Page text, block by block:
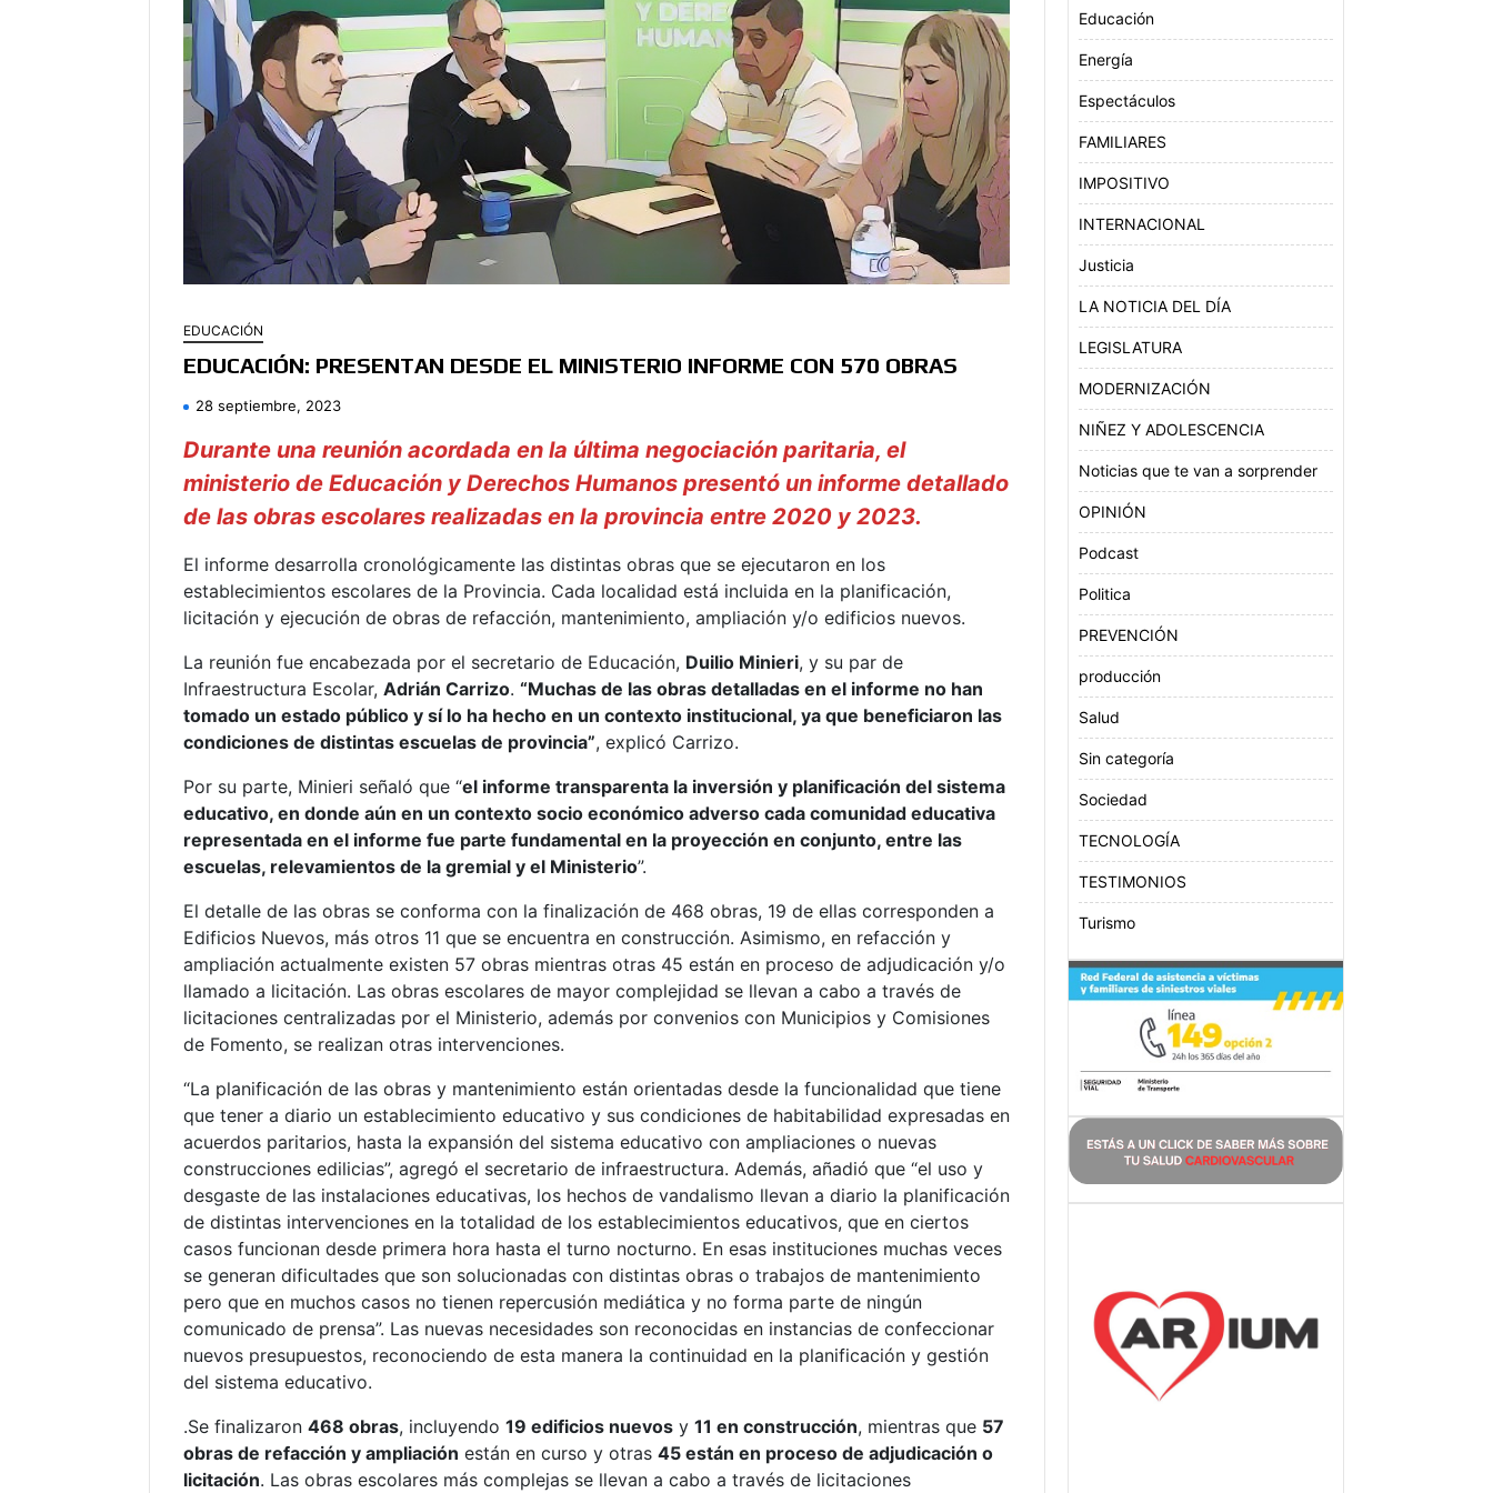
EDUCACIÓN
EDUCACIÓN: PRESENTAN DESDE EL MINISTERIO INFORME CON 570 OBRAS
28 septiembre, 2023
Durante una reunión acordada en la última negociación paritaria, el
ministerio de Educación y Derechos Humanos presentó un informe detallado
de las obras escolares realizadas en la provincia entre 2020 y 2023.
El informe desarrolla cronológicamente las distintas obras que se ejecutaron en los
establecimientos escolares de la Provincia. Cada localidad está incluida en la planificación,
licitación y ejecución de obras de refacción, mantenimiento, ampliación y/o edificios nuevos.
La reunión fue encabezada por el secretario de Educación, Duilio Minieri, y su par de
Infraestructura Escolar,Adrián Carrizo.“Muchas de las obras detalladas en el informe no han
tomado un estado público y sí lo ha hecho en un contexto institucional, ya que beneficiaron las
condiciones de distintas escuelas de provincia”, explicó Carrizo.
Por su parte, Minieri señaló que “el informe transparenta la inversión y planificación del sistema
educativo, en donde aún en un contexto socio económico adverso cada comunidad educativa
representada en el informe fue parte fundamental en la proyección en conjunto, entre las
escuelas, relevamientos de la gremial y el Ministerio”.
El detalle de las obras se conforma con la finalización de 468 obras, 19 de ellas corresponden a
Edificios Nuevos, más otros 11 que se encuentra en construcción. Asimismo, en refacción y
ampliación actualmente existen 57 obras mientras otras 45 están en proceso de adjudicación y/o
llamado a licitación. Las obras escolares de mayor complejidad se llevan a cabo a través de
licitaciones centralizadas por el Ministerio, además por convenios con Municipios y Comisiones
de Fomento, se realizan otras intervenciones.
“La planificación de las obras y mantenimiento están orientadas desde la funcionalidad que tiene
que tener a diario un establecimiento educativo y sus condiciones de habitabilidad expresadas en
acuerdos paritarios, hasta la expansión del sistema educativo con ampliaciones o nuevas
construcciones edilicias”, agregó el secretario de infraestructura. Además, añadió que “el uso y
desgaste de las instalaciones educativas, los hechos de vandalismo llevan a diario la planificación
de distintas intervenciones en la totalidad de los establecimientos educativos, que en ciertos
casos funcionan desde primera hora hasta el turno nocturno. En esas instituciones muchas veces
se generan dificultades que son solucionadas con distintas obras o trabajos de mantenimiento
pero que en muchos casos no tienen repercusión mediática y no forma parte de ningún
comunicado de prensa”. Las nuevas necesidades son reconocidas en instancias de confeccionar
nuevos presupuestos, reconociendo de esta manera la continuidad en la planificación y gestión
del sistema educativo.
.Se finalizaron468 obras, incluyendo19 edificios nuevos y11 en construcción, mientras que 57
obras de refacción y ampliación están en curso y otras45 están en proceso de adjudicación o
licitación. Las obras escolares más complejas se llevan a cabo a través de licitaciones
Educación
Energía
Espectáculos
FAMILIARES
IMPOSITIVO
INTERNACIONAL
Justicia
LA NOTICIA DEL DÍA
LEGISLATURA
MODERNIZACIÓN
NIÑEZ Y ADOLESCENCIA
Noticias que te van a sorprender
OPINIÓN
Podcast
Politica
PREVENCIÓN
producción
Salud
Sin categoría
Sociedad
TECNOLOGÍA
TESTIMONIOS
Turismo